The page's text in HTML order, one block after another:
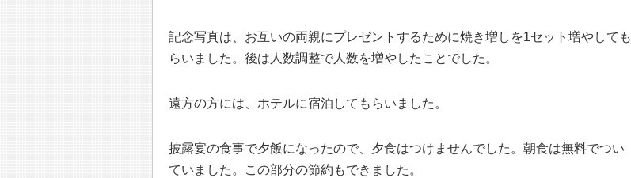
記念写真は、お互いの両親にプレゼントするために焼き増しを1セット増やしても
らいました。後は人数調整で人数を増やしたことでした。
遠方の方には、ホテルに宿泊してもらいました。
披露宴の食事で夕飯になったので、夕食はつけませんでした。朝食は無料でつい
ていました。この部分の節約もできました。